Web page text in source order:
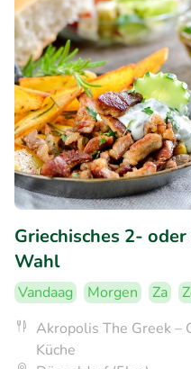
Griechisches 2-
Wahl
Vandaag Morgen Za
Akropolis The Greek –
Küche